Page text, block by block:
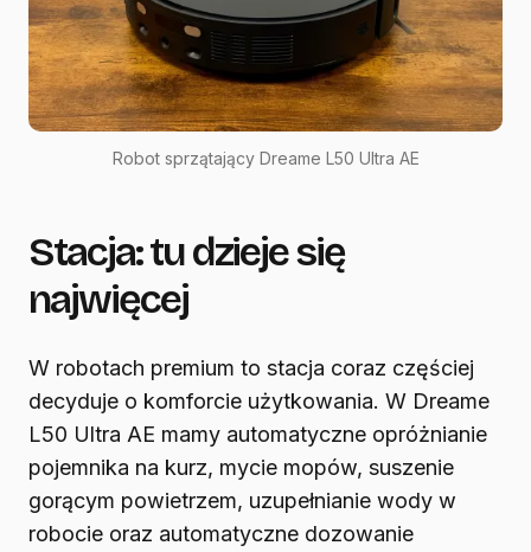
Robot sprzątający Dreame L50 Ultra AE
Stacja: tu dzieje się
najwięcej
W robotach premium to stacja coraz częściej
decyduje o komforcie użytkowania. W Dreame
L50 Ultra AE mamy automatyczne opróżnianie
pojemnika na kurz, mycie mopów, suszenie
gorącym powietrzem, uzupełnianie wody w
robocie oraz automatyczne dozowanie